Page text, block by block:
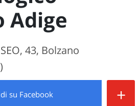
Adige
43, Bolzano
su Facebook +